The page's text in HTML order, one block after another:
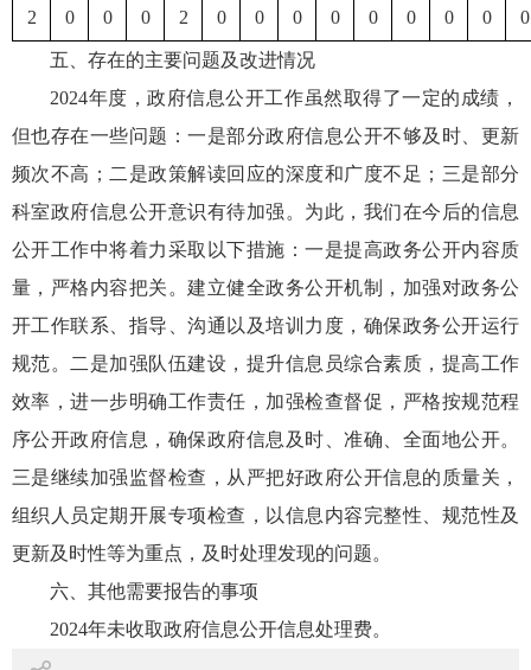
2 0 0 0 2 0 0 0 0 0 0 0 0 0
五、存在的主要问题及改进情况
2024年度，政府信息公开工作虽然取得了一定的成绩，
但也存在一些问题：一是部分政府信息公开不够及时、更新
频次不高；二是政策解读回应的深度和广度不足；三是部分
科室政府信息公开意识有待加强。为此，我们在今后的信息
公开工作中将着力采取以下措施：一是提高政务公开内容质
量，严格内容把关。建立健全政务公开机制，加强对政务公
开工作联系、指导、沟通以及培训力度，确保政务公开运行
规范。二是加强队伍建设，提升信息员综合素质，提高工作
效率，进一步明确工作责任，加强检查督促，严格按规范程
序公开政府信息，确保政府信息及时、准确、全面地公开。
三是继续加强监督检查，从严把好政府公开信息的质量关，
组织人员定期开展专项检查，以信息内容完整性、规范性及
更新及时性等为重点，及时处理发现的问题。
六、其他需要报告的事项
2024年未收取政府信息公开信息处理费。